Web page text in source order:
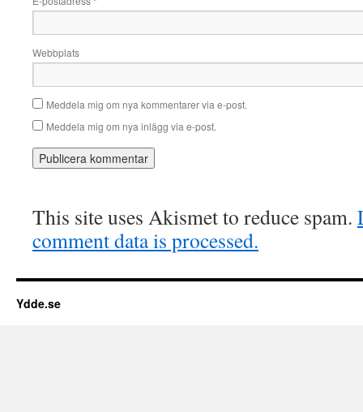
Webbplats
Meddela mig om nya kommentarer via e-post.
Meddela mig om nya inlägg via e-post.
This site uses Akismet to reduce spam.
comment data is processed.
Ydde.se